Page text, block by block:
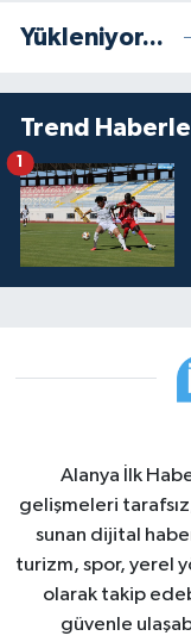
Yükleniyor...
Trend
Alanya İlk
gelişmeleri
sunan dijital
turizm, spor, yerel
olarak takip
güvenle